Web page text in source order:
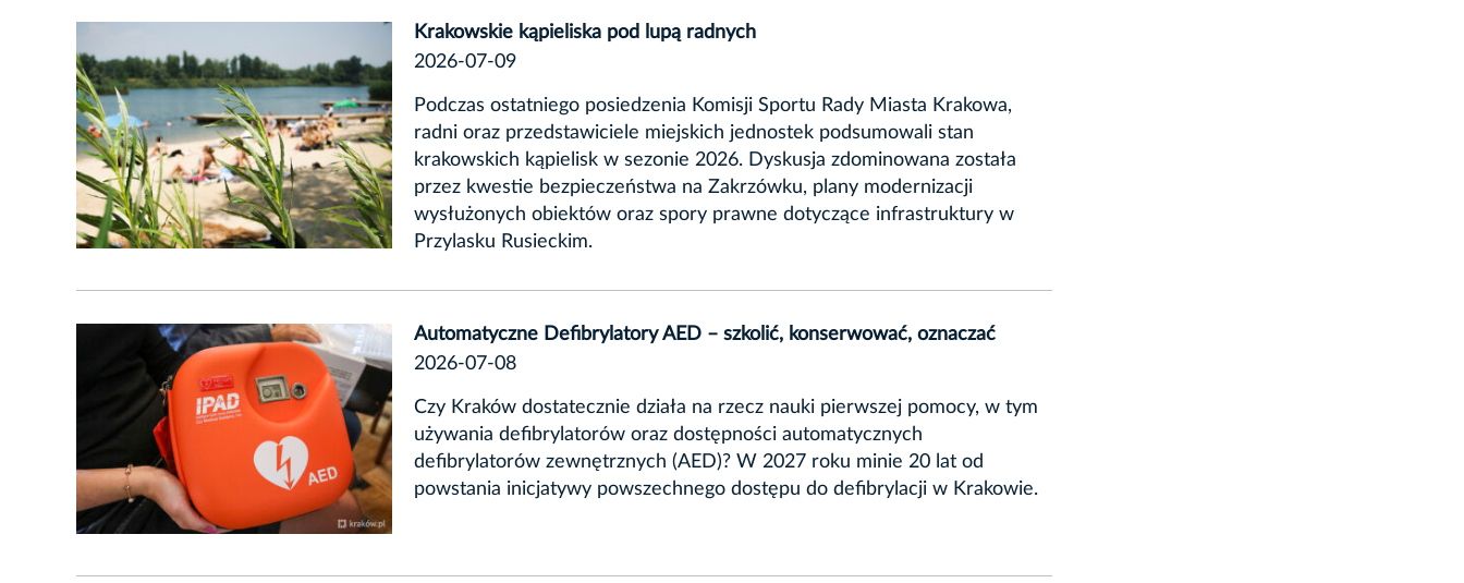
Krakowskie kąpieliska pod lupą radnych
2026-07-09
Podczas ostatniego posiedzenia Komisji Sportu Rady Miasta Krakowa,
radni oraz przedstawiciele miejskich jednostek podsumowali stan
krakowskich kąpielisk w sezonie 2026. Dyskusja zdominowana została
przez kwestie bezpieczeństwa na Zakrzówku, plany modernizacji
wysłużonych obiektów oraz spory prawne dotyczące infrastruktury w
Przylasku Rusieckim.
Automatyczne Defibrylatory AED – szkolić, konserwować, oznaczać
2026-07-08
Czy Kraków dostatecznie działa na rzecz nauki pierwszej pomocy, w tym
używania defibrylatorów oraz dostępności automatycznych
defibrylatorów zewnętrznych (AED)? W 2027 roku minie 20 lat od
powstania inicjatywy powszechnego dostępu do defibrylacji w Krakowie.